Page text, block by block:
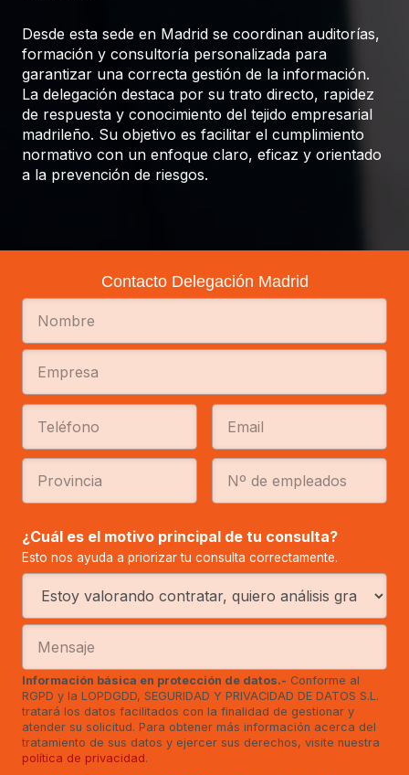
Desde esta sede en Madrid se coordinan auditorías,
formación y consultoría personalizada para
garantizar una correcta gestión de la información.
La delegación destaca por su trato directo, rapidez
de respuesta y conocimiento del tejido empresarial
madrileño. Su objetivo es facilitar el cumplimiento
normativo con un enfoque claro, eficaz y orientado
a la prevención de riesgos.
Contacto Delegación Madrid
¿Cuál es el motivo principal de tu consulta?
Esto nos ayuda a priorizar tu consulta correctamente.
Información básica en protección de datos.- Conforme al
RGPD y la LOPDGDD, SEGURIDAD Y PRIVACIDAD DE DATOS S.L.
tratará los datos facilitados con la finalidad de gestionar y
atender su solicitud. Para obtener más información acerca del
tratamiento de sus datos y ejercer sus derechos, visite nuestra
política de privacidad.